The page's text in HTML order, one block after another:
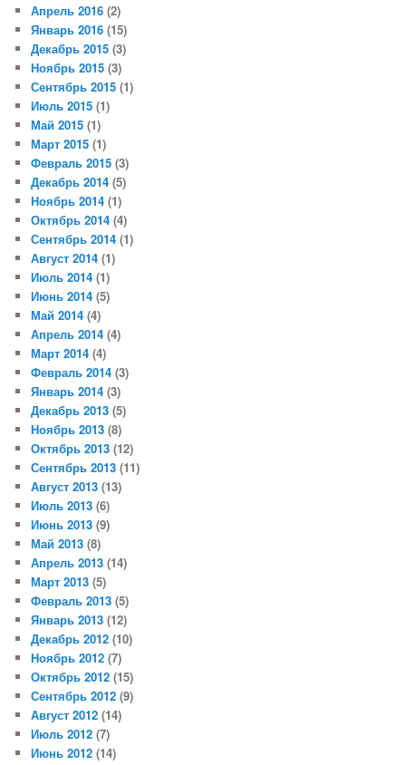
Апрель 2016 (2)
Январь 2016 (15)
Декабрь 2015 (3)
Ноябрь 2015 (3)
Сентябрь 2015 (1)
Июль 2015 (1)
Май 2015 (1)
Март 2015 (1)
Февраль 2015 (3)
Декабрь 2014 (5)
Ноябрь 2014 (1)
Октябрь 2014 (4)
Сентябрь 2014 (1)
Август 2014 (1)
Июль 2014 (1)
Июнь 2014 (5)
Май 2014 (4)
Апрель 2014 (4)
Март 2014 (4)
Февраль 2014 (3)
Январь 2014 (3)
Декабрь 2013 (5)
Ноябрь 2013 (8)
Октябрь 2013 (12)
Сентябрь 2013 (11)
Август 2013 (13)
Июль 2013 (6)
Июнь 2013 (9)
Май 2013 (8)
Апрель 2013 (14)
Март 2013 (5)
Февраль 2013 (5)
Январь 2013 (12)
Декабрь 2012 (10)
Ноябрь 2012 (7)
Октябрь 2012 (15)
Сентябрь 2012 (9)
Август 2012 (14)
Июль 2012 (7)
Июнь 2012 (14)